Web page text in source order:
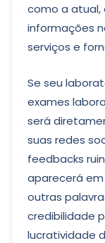
como a atual,
informações
serviços e
Se seu
exames
será
suas redes
feedbacks
aparecerá em
outras
credibilidade
lucratividade